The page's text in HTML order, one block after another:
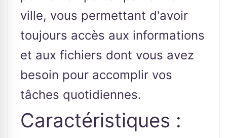
ville, vous permettant d'avoir
toujours accès aux informations
et aux fichiers dont vous avez
besoin pour accomplir vos
tâches quotidiennes.
Caractéristiques :